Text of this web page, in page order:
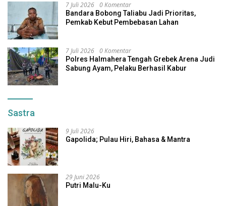
7 Juli 2026 0 Komentar
Bandara Bobong Taliabu Jadi Prioritas,
Pemkab Kebut Pembebasan Lahan
7 Juli 2026 0 Komentar
Polres Halmahera Tengah Grebek Arena Judi
Sabung Ayam, Pelaku Berhasil Kabur
Sastra
9 Juli 2026
Gapolida; Pulau Hiri, Bahasa & Mantra
29 Juni 2026
Putri Malu-Ku